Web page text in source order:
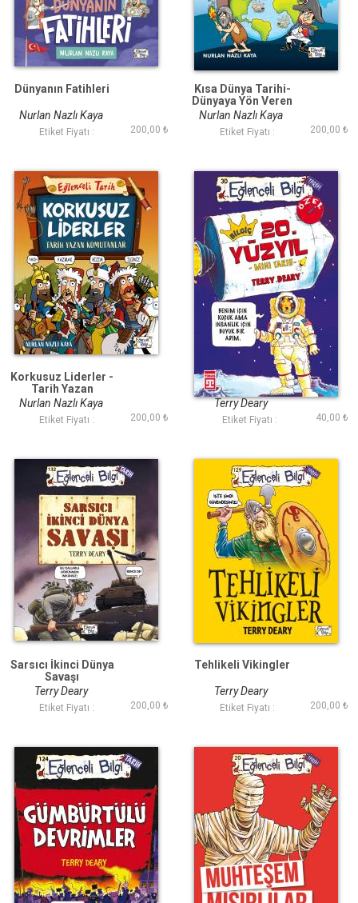
Dünyanın Fatihleri
Nurlan Nazlı Kaya
Etiket Fiyatı : 200,00 ₺
Kısa Dünya Tarihi-
Dünyaya Yön Veren
Olaylar
Nurlan Nazlı Kaya
Etiket Fiyatı : 200,00 ₺
Korkusuz Liderler -
Tarih Yazan
Komutanlar
Nurlan Nazlı Kaya
Etiket Fiyatı : 200,00 ₺
Bilgiç 20. Yüzyıl
Terry Deary
Etiket Fiyatı : 40,00 ₺
Sarsıcı İkinci Dünya
Savaşı
Terry Deary
Etiket Fiyatı : 200,00 ₺
Tehlikeli Vikingler
Terry Deary
Etiket Fiyatı : 200,00 ₺